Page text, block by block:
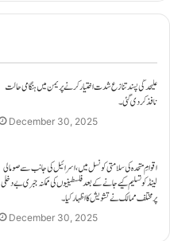
علیحدگی پسند تنازع شدت اختیار کرنے پر یمن میں ہنگامی حالت
نافذ کر دی گئی۔
December 30, 2025
اقوامِ متحدہ کی سلامتی کونسل میں، اسرائیل کی جانب سے صومالی
لینڈ کو تسلیم کیے جانے کے بعد فلسطینیوں کی ممکنہ جبری بے دخلی
پر مختلف ممالک نے تشویش کا اظہار کیا۔
December 30, 2025